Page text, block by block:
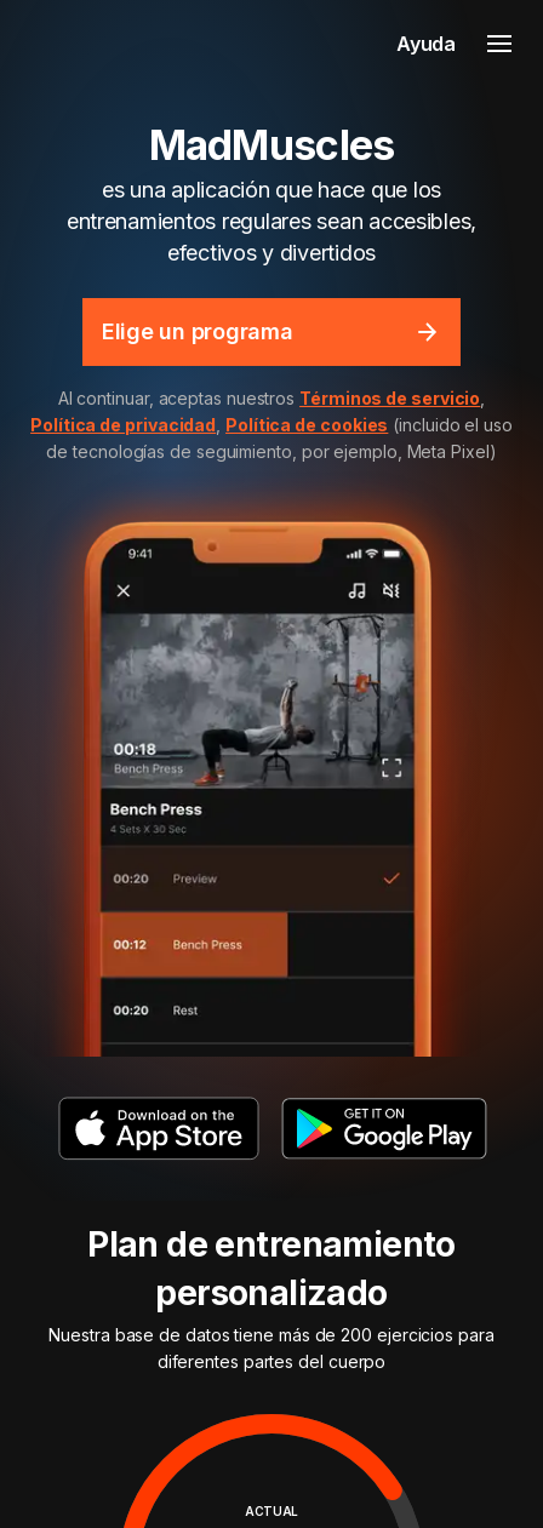
Ayuda
MadMuscles
es una aplicación que hace que los
entrenamientos regulares sean accesibles,
efectivos y divertidos
Elige un programa
Al continuar, aceptas nuestros Términos de servicio
Política de privacidad Política de cookies (incluido el uso
de tecnologías de seguimiento, por ejemplo, Meta Pixel)
Plan de entrenamiento
personalizado
Nuestra base de datos tiene más de 200 ejercicios para
diferentes partes del cuerpo
ACTUAL